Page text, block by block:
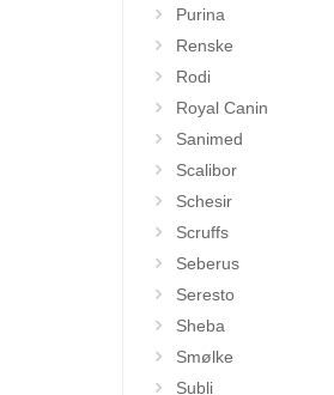
Purina
Renske
Rodi
Royal Canin
Sanimed
Scalibor
Schesir
Scruffs
Seberus
Seresto
Sheba
Smølke
Subli